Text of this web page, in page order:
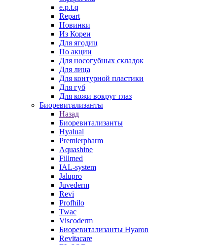
e.p.t.q
Repart
Новинки
Из Кореи
Для ягодиц
По акции
Для носогубных складок
Для лица
Для контурной пластики
Для губ
Для кожи вокруг глаз
Биоревитализанты
Назад
Биоревитализанты
Hyalual
Premierpharm
Aquashine
Fillmed
IAL-system
Jalupro
Juvederm
Revi
Profhilo
Twac
Viscoderm
Биоревитализанты Hyaron
Revitacare